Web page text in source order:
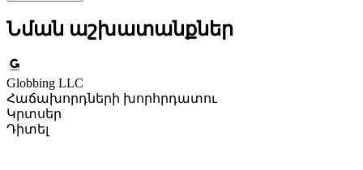
Նման աշխատանքներ
Globbing LLC
Հաճախորդների խորհրդատու
Կրտսեր
Դիտել